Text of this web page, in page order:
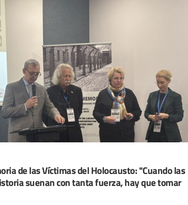
de las Víctimas del Holocausto: "Cuando las
suenan con tanta fuerza, hay que tomar